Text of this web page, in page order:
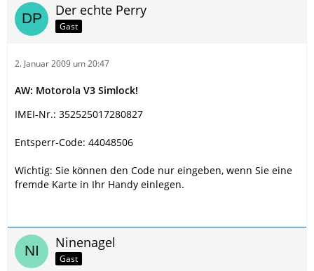
Der echte Perry
Gast
2. Januar 2009 um 20:47
AW: Motorola V3 Simlock!
IMEI-Nr.: 352525017280827
Entsperr-Code: 44048506
Wichtig: Sie können den Code nur eingeben, wenn Sie eine
fremde Karte in Ihr Handy einlegen.
Ninenagel
Gast